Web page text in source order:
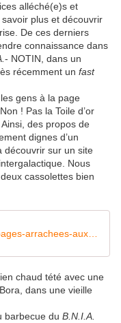
alléché(e)s et
plus et découvrir
De ces derniers
connaissance dans
- NOTIN, dans un
récemment un fast
gens à la page
! Pas la Toile d’or
des propos de
dignes d’un
découvrir sur un site
Nous
cassolettes bien
chaud tété avec une
dans une vieille
barbecue du B.N.I.A.